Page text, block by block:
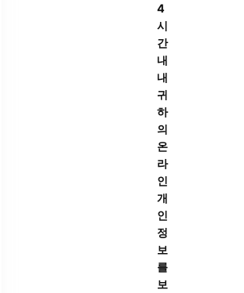
4
시
간
내
내
귀
하
의
온
라
인
개
인
정
보
를
보